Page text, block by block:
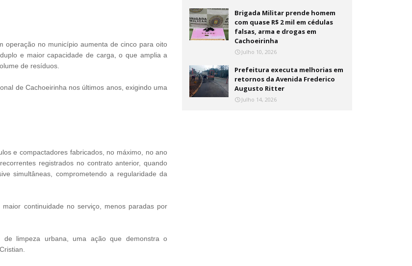
operação no município aumenta de cinco para oito
e maior capacidade de carga, o que amplia a
de resíduos.
de Cachoeirinha nos últimos anos, exigindo uma
e compactadores fabricados, no máximo, no ano
registrados no contrato anterior, quando
simultâneas, comprometendo a regularidade da
continuidade no serviço, menos paradas por
limpeza urbana, uma ação que demonstra o
Brigada Militar prende homem
com quase R$ 2 mil em cédulas
falsas, arma e drogas em
Cachoeirinha
Julho 10, 2026
Prefeitura executa melhorias em
retornos da Avenida Frederico
Augusto Ritter
Julho 14, 2026